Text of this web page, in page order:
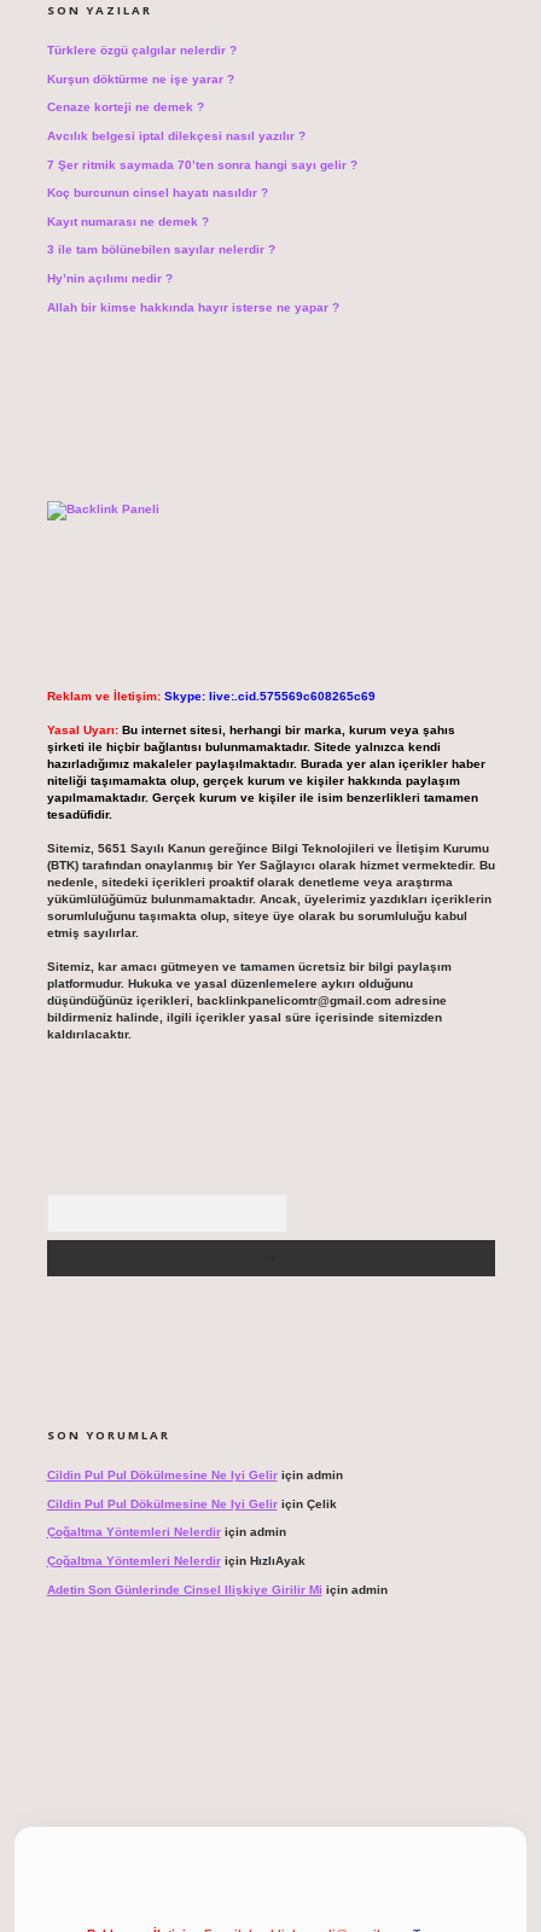
SON YAZILAR
Türklere özgü çalgılar nelerdir ?
Kurşun döktürme ne işe yarar ?
Cenaze korteji ne demek ?
Avcılık belgesi iptal dilekçesi nasıl yazılır ?
7 Şer ritmik saymada 70’ten sonra hangi sayı gelir ?
Koç burcunun cinsel hayatı nasıldır ?
Kayıt numarası ne demek ?
3 ile tam bölünebilen sayılar nelerdir ?
Hy’nin açılımı nedir ?
Allah bir kimse hakkında hayır isterse ne yapar ?
Reklam ve İletişim: Skype: live:.cid.575569c608265c69
Yasal Uyarı: Bu internet sitesi, herhangi bir marka, kurum veya şahıs
şirketi ile hiçbir bağlantısı bulunmamaktadır. Sitede yalnızca kendi
hazırladığımız makaleler paylaşılmaktadır. Burada yer alan içerikler haber
niteliği taşımamakta olup, gerçek kurum ve kişiler hakkında paylaşım
yapılmamaktadır. Gerçek kurum ve kişiler ile isim benzerlikleri tamamen
tesadüfidir.
Sitemiz, 5651 Sayılı Kanun gereğince Bilgi Teknolojileri ve İletişim Kurumu
(BTK) tarafından onaylanmış bir Yer Sağlayıcı olarak hizmet vermektedir. Bu
nedenle, sitedeki içerikleri proaktif olarak denetleme veya araştırma
yükümlülüğümüz bulunmamaktadır. Ancak, üyelerimiz yazdıkları içeriklerin
sorumluluğunu taşımakta olup, siteye üye olarak bu sorumluluğu kabul
etmiş sayılırlar.
Sitemiz, kar amacı gütmeyen ve tamamen ücretsiz bir bilgi paylaşım
platformudur. Hukuka ve yasal düzenlemelere aykırı olduğunu
düşündüğünüz içerikleri, backlinkpanelicomtr@gmail.comadresine
bildirmeniz halinde, ilgili içerikler yasal süre içerisinde sitemizden
kaldırılacaktır.
SON YORUMLAR
Cildin Pul Pul Dökülmesine Ne Iyi Geliriçin admin
Cildin Pul Pul Dökülmesine Ne Iyi Geliriçin Çelik
Çoğaltma Yöntemleri Nelerdiriçin admin
Çoğaltma Yöntemleri Nelerdiriçin HızlıAyak
Adetin Son Günlerinde Cinsel Ilişkiye Girilir Mi için admin